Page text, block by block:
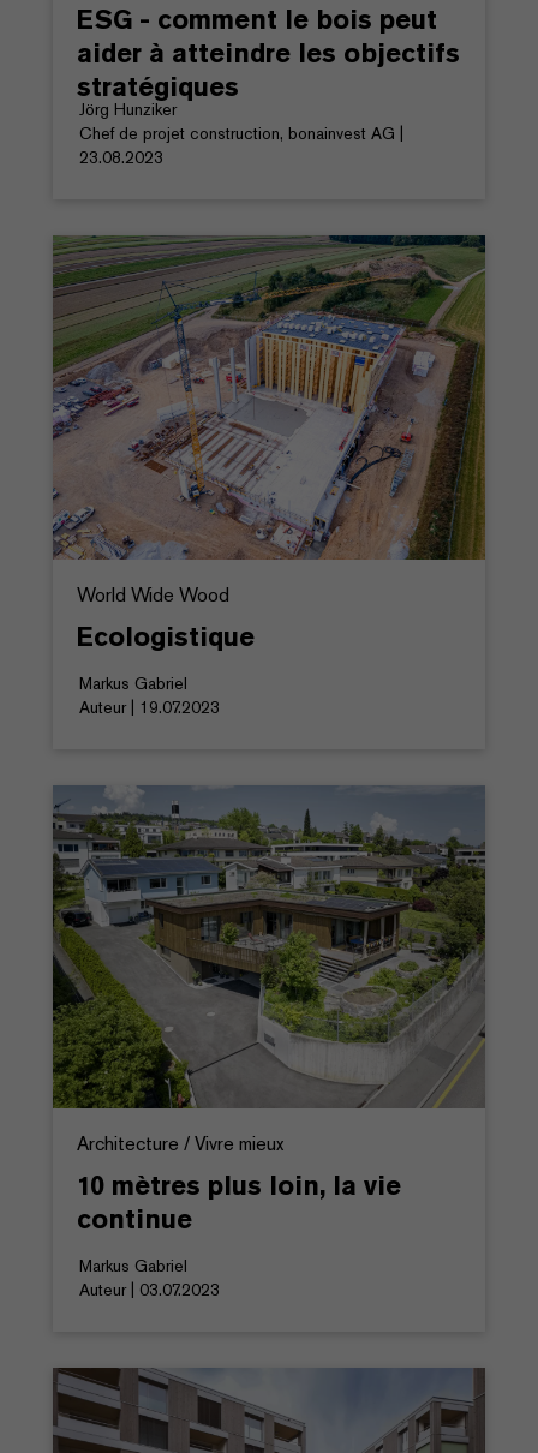
ESG - comment le bois peut
aider à atteindre les objectifs
stratégiques
Jörg Hunziker
Chef de projet construction, bonainvest AG |
23.08.2023
World Wide Wood
Ecologistique
Markus Gabriel
Auteur | 19.07.2023
Architecture / Vivre mieux
10 mètres plus loin, la vie
continue
Markus Gabriel
Auteur | 03.07.2023